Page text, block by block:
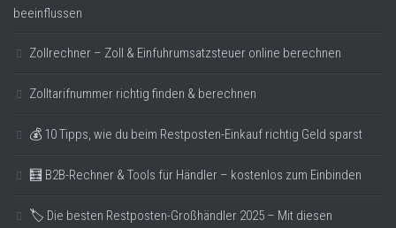
beeinflussen
Zollrechner – Zoll & Einfuhrumsatzsteuer online berechnen
Zolltarifnummer richtig finden & berechnen
💰 10 Tipps, wie du beim Restposten-Einkauf richtig Geld sparst
🧮 B2B-Rechner & Tools für Händler – kostenlos zum Einbinden
🏷️ Die besten Restposten-Großhändler 2025 – Mit diesen